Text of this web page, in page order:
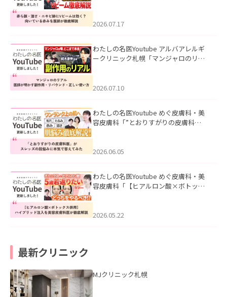
した。
2026.07.17
わたしの名医Youtube アルバアレルギ
ークリニック札幌「マンジャロのリア
た。
2026.07.10
わたしの名医Youtube めぐ皮膚科・美
容皮膚科「”とおりすがりの皮膚科
2026.06.05
わたしの名医Youtube めぐ皮膚科・美
容皮膚科「【ヒアルロン酸×ボトック
た。
2026.05.22
最新クリニック
MJクリニック札幌